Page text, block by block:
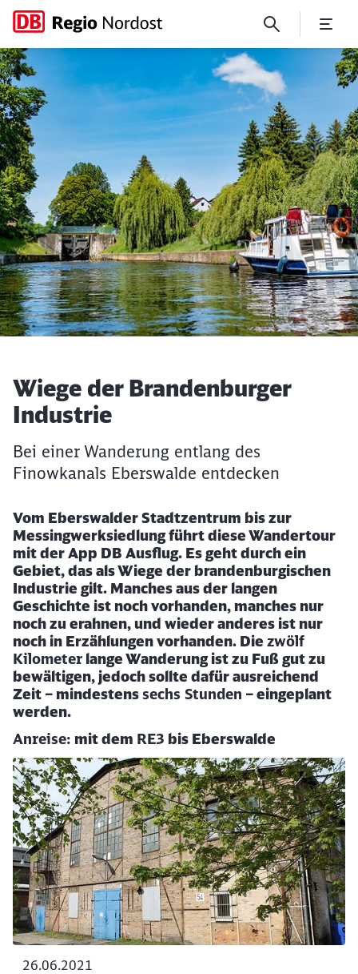
Wiege der Brandenburger
Artikel:
Wiege der Brandenburger
Industrie
Bei einer Wanderung entlang des
Finowkanals Eberswalde entdecken
Vom Eberswalder Stadtzentrum bis zur
Messingwerksiedlung führt diese Wandertour
mit der App DB Ausflug. Es geht durch ein
Gebiet, das als Wiege der brandenburgischen
Industrie gilt. Manches aus der langen
Geschichte ist noch vorhanden, manches nur
noch zu erahnen, und wieder anderes ist nur
noch in Erzählungen vorhanden. Die zwölf
Kilometer lange Wanderung ist zu Fuß gut zu
bewältigen, jedoch sollte dafür ausreichend
Zeit – mindestenssechs Stunden – eingeplant
werden.
Anreise: mit dem RE3 bis Eberswalde
26.06.2021